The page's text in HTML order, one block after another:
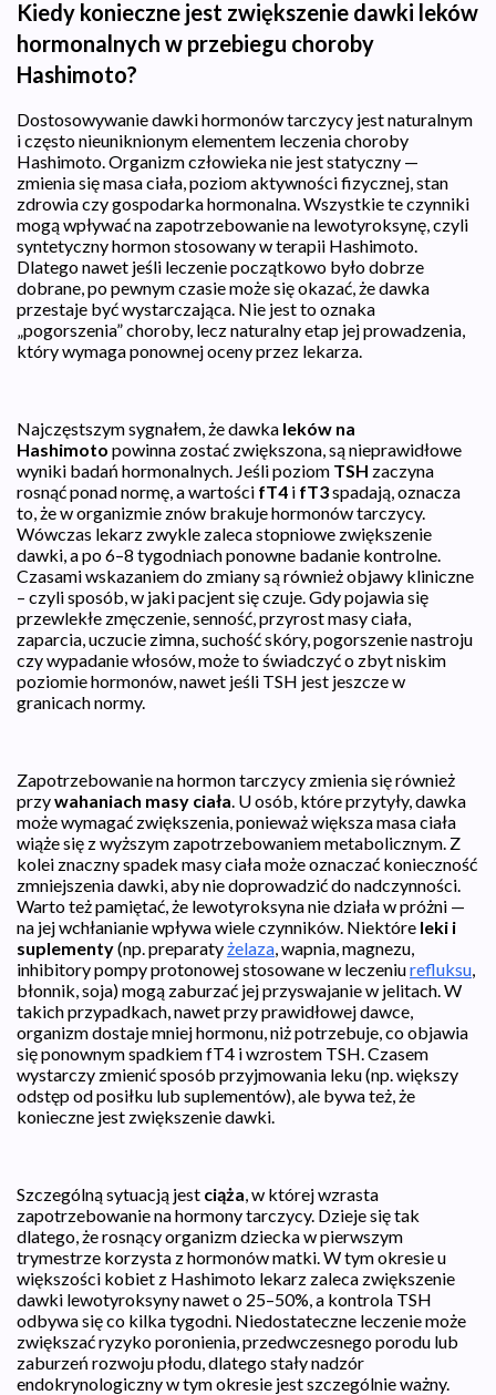
Kiedy konieczne jest zwiększenie dawki leków
hormonalnych w przebiegu choroby
Hashimoto?
Dostosowywanie dawki hormonów tarczycy jest naturalnym
i często nieuniknionym elementem leczenia choroby
Hashimoto. Organizm człowieka nie jest statyczny —
zmienia się masa ciała, poziom aktywności fizycznej, stan
zdrowia czy gospodarka hormonalna. Wszystkie te czynniki
mogą wpływać na zapotrzebowanie na lewotyroksynę, czyli
syntetyczny hormon stosowany w terapii Hashimoto.
Dlatego nawet jeśli leczenie początkowo było dobrze
dobrane, po pewnym czasie może się okazać, że dawka
przestaje być wystarczająca. Nie jest to oznaka
„pogorszenia” choroby, lecz naturalny etap jej prowadzenia,
który wymaga ponownej oceny przez lekarza.
Najczęstszym sygnałem, że dawka leków na
Hashimoto powinna zostać zwiększona, są nieprawidłowe
wyniki badań hormonalnych. Jeśli poziom TSH zaczyna
rosnąć ponad normę, a wartości fT4 i fT3spadają, oznacza
to, że w organizmie znów brakuje hormonów tarczycy.
Wówczas lekarz zwykle zaleca stopniowe zwiększenie
dawki, a po 6–8 tygodniach ponowne badanie kontrolne.
Czasami wskazaniem do zmiany są również objawy kliniczne
– czyli sposób, w jaki pacjent się czuje. Gdy pojawia się
przewlekłe zmęczenie, senność, przyrost masy ciała,
zaparcia, uczucie zimna, suchość skóry, pogorszenie nastroju
czy wypadanie włosów, może to świadczyć o zbyt niskim
poziomie hormonów, nawet jeśli TSH jest jeszcze w
granicach normy.
Zapotrzebowanie na hormon tarczycy zmienia się również
przywahaniach masy ciała . U osób, które przytyły, dawka
może wymagać zwiększenia, ponieważ większa masa ciała
wiąże się z wyższym zapotrzebowaniem metabolicznym. Z
kolei znaczny spadek masy ciała może oznaczać konieczność
zmniejszenia dawki, aby nie doprowadzić do nadczynności.
Warto też pamiętać, że lewotyroksyna nie działa w próżni —
na jej wchłanianie wpływa wiele czynników. Niektóre leki i
suplementy(np. preparatyżelaza , wapnia, magnezu,
inhibitory pompy protonowej stosowane w leczeniurefluksu
błonnik, soja) mogą zaburzać jej przyswajanie w jelitach. W
takich przypadkach, nawet przy prawidłowej dawce,
organizm dostaje mniej hormonu, niż potrzebuje, co objawia
się ponownym spadkiem fT4 i wzrostem TSH. Czasem
wystarczy zmienić sposób przyjmowania leku (np. większy
odstęp od posiłku lub suplementów), ale bywa też, że
konieczne jest zwiększenie dawki.
Szczególną sytuacją jest ciąża , w której wzrasta
zapotrzebowanie na hormony tarczycy. Dzieje się tak
dlatego, że rosnący organizm dziecka w pierwszym
trymestrze korzysta z hormonów matki. W tym okresie u
większości kobiet z Hashimoto lekarz zaleca zwiększenie
dawki lewotyroksyny nawet o 25–50%, a kontrola TSH
odbywa się co kilka tygodni. Niedostateczne leczenie może
zwiększać ryzyko poronienia, przedwczesnego porodu lub
zaburzeń rozwoju płodu, dlatego stały nadzór
endokrynologiczny w tym okresie jest szczególnie ważny.